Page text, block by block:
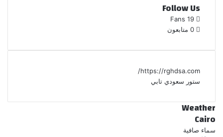
Follow Us
19
Fans
0 متابعون
https://rghdsa.com/
ستور سعودي تابي
Weather
Cairo
سماء صافية